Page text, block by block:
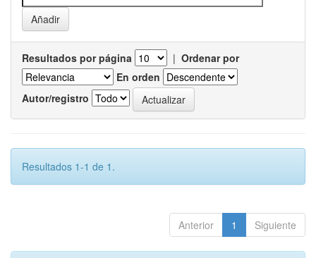
Resultados por página | Ordenar por
En orden
Autor/registro
Resultados 1-1 de 1.
Anterior 1 Siguiente